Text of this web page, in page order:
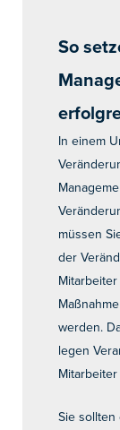
So
In einem
müssen
der
werden.
legen
Sie